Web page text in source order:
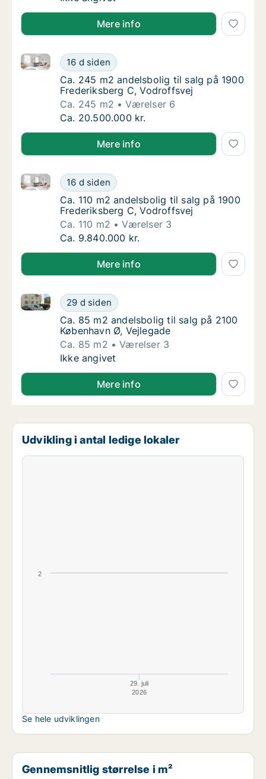
Mere info
Ca. 245 m2 andelsbolig til salg på 1900
16 d siden
Ca. 245 m2 andelsbolig til salg på 1900
Ca. 245 m2 andelsbolig til salg på 1900
Ca. 245 m2 andelsbolig til salg på 1900
Frederiksberg C, Vodroffsvej
Ca. 245 m2
Værelser 6
Ca. 245 m2 andelsbolig til salg på 1900
Ca. 20.500.000 kr.
Mere info
Ca. 110 m2 andelsbolig til salg på 1900
16 d siden
Ca. 110 m2 andelsbolig til salg på 1900
Ca. 110 m2 andelsbolig til salg på 1900
Ca. 110 m2 andelsbolig til salg på 1900
Frederiksberg C, Vodroffsvej
Ca. 110 m2
Værelser 3
Ca. 110 m2 andelsbolig til salg på 1900
Ca. 9.840.000 kr.
Mere info
Ca. 85 m2 andelsbolig til salg på 2100
29 d siden
Ca. 85 m2 andelsbolig til salg på 2100 København
Ca. 85 m2 andelsbolig til salg på 2100
Ca. 85 m2 andelsbolig til salg på 2100
København Ø, Vejlegade
Ca. 85 m2
Værelser 3
Ca. 85 m2 andelsbolig til salg på 2100
Ikke angivet
Mere info
Udvikling i antal ledige lokaler
29. juli
2026
2
Se hele udviklingen
Gennemsnitlig størrelse i m²